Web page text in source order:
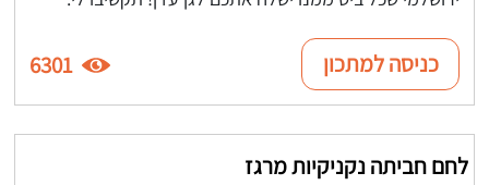
כניסה למתכון 6301
לחם חביתה נקניקיות מרגז